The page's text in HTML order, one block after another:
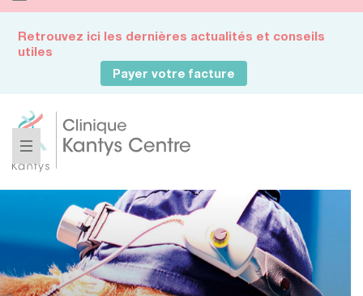
Retrouvez ici les dernières actualités et conseils
utiles
Payer votre facture
Dr WEBER Patrice
ANESTHÉSIE ET RÉANIMATION